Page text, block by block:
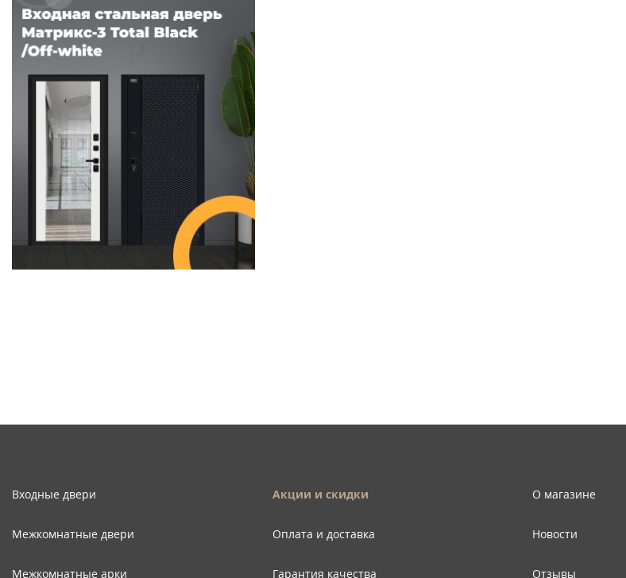
Входные двери
Межкомнатные двери
Межкомнатные арки
Акции и скидки
Оплата и доставка
Гарантия качества
О магазине
Новости
Отзывы